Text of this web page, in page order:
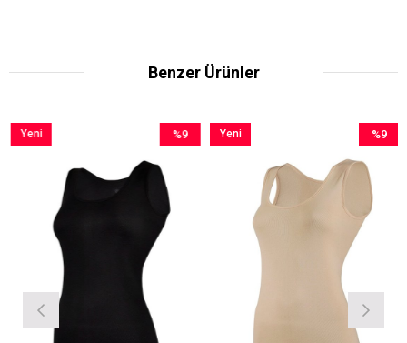
Benzer Ürünler
%9
%9İndirim
Yeni
%9
İndirim
%9İndirim
Yeni